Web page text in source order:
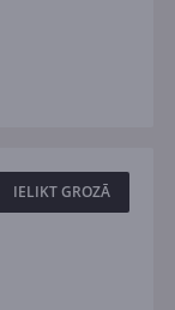
IELIKT GROZĀ